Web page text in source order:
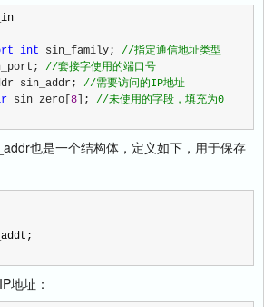
int sin_family; //指定通信地址类型
//套接字使用的端口号
sin_addr; //需要访问的IP地址
sin_zero[ 8 ]; //未使用的字段，填充为0
也是一个结构体，定义如下，用于保存
址：